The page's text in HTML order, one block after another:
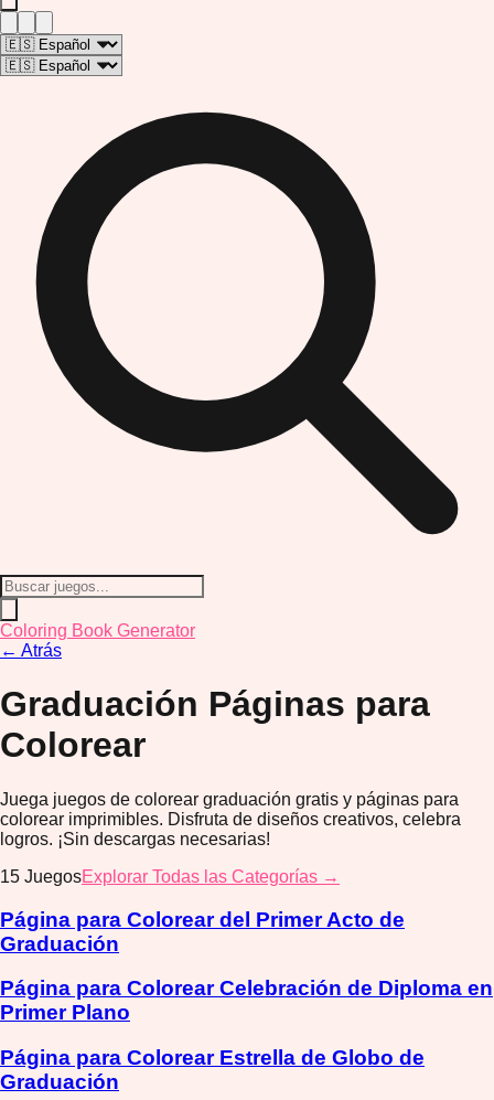
Coloring Book Generator
← Atrás
Graduación Páginas para
Colorear
Juega juegos de colorear graduación gratis y páginas para
colorear imprimibles. Disfruta de diseños creativos, celebra
logros. ¡Sin descargas necesarias!
15 JuegosExplorar Todas las Categorías →
Página para Colorear del Primer Acto de
Graduación
Página para Colorear Celebración de Diploma en
Primer Plano
Página para Colorear Estrella de Globo de
Graduación